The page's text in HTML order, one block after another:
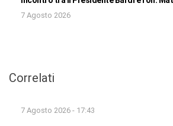
7 Agosto 2026
Correlati
7 Agosto 2026 - 17:43